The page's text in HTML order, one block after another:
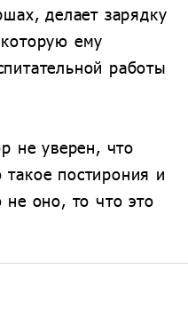
делает зарядку
ему
работы
не уверен, что
постирония и
не оно, то что это